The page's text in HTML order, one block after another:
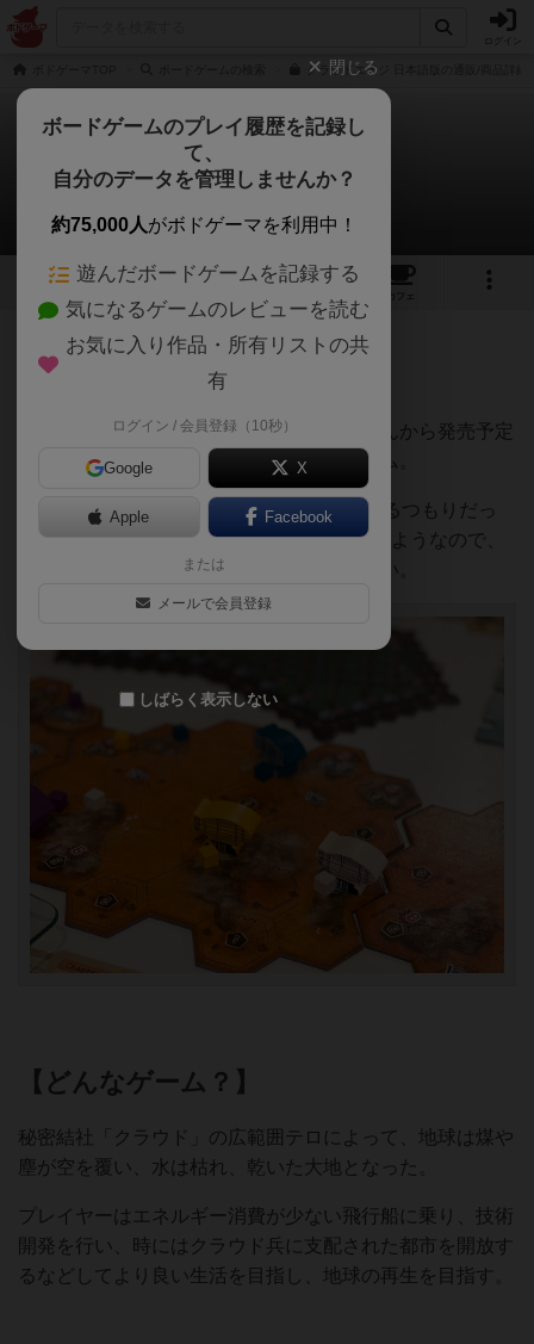
クラウドエイジ 日本語版の通販/商品詳細
クラウドエイジ
sopraさんのレビュー
3 7
カフェ
872名 4名 0 5年弱前
やっぱり日本語版欲しいよね。ケンビル
さんから発売予定
だよ！なプフィスターのキャンペーンゲーム。
4人でチャプター1（本当はシナリオ１をやるつもりだっ
た）だけプレイ。第3章からゲームが変わるようなので、
その分を差し引いて読んでもらえると嬉しい。
【どんなゲーム？】
秘密結社「クラウド」の広範囲テロによって、地球は煤や
塵が空を覆い、水は枯れ、乾いた大地となった。
プレイヤーはエネルギー消費が少ない飛行船に乗り、技術
開発を行い、時にはクラウド兵に支配された都市を開放す
るなどしてより良い生活を目指し、地球の再生を目指す。
閉じる
ボードゲームのプレイ履歴を記録し
て、
自分のデータを管理しませんか？
約75,000人がボドゲーマを利用中！
遊んだボードゲームを記録する
気になるゲームのレビューを読む
お気に入り作品・所有リストの共
有
ログイン / 会員登録（10秒）
Google X
Apple Facebook
または
メールで会員登録
しばらく表示しない